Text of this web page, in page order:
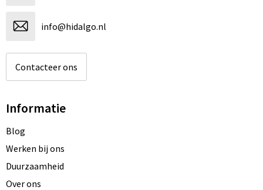
info@hidalgo.nl
Contacteer ons
Informatie
Blog
Werken bij ons
Duurzaamheid
Over ons